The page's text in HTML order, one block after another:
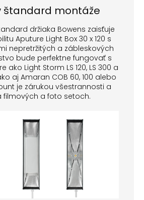
štandard montáže
držiaka Bowens zaisťuje
Aputure Light Box 30 x 120 s
nepretržitých a zábleskových
bude perfektne fungovať s
ako Light Storm LS 120, LS 300 a
ako aj Amaran COB 60, 100 alebo
je zárukou všestrannosti a
filmových a foto setoch.